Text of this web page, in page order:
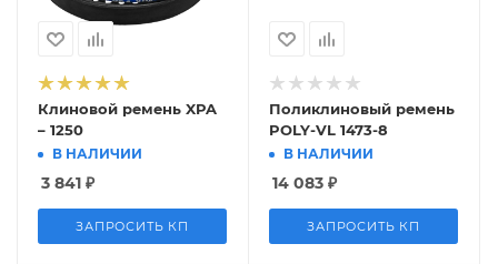
Клиновой ремень XPA
– 1250
В НАЛИЧИИ
3 841 ₽
ЗАПРОСИТЬ КП
Поликлиновый ремень
POLY-VL 1473-8
В НАЛИЧИИ
14 083 ₽
ЗАПРОСИТЬ КП